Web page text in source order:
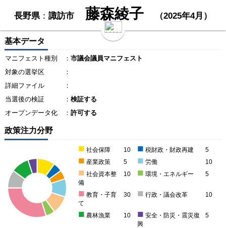
長野県：諏訪市 藤森綾子 （2025年4月）
基本データ
マニフェスト種別 ： 市議会議員マニフェスト
対象の選挙区
：
詳細ファイル
：
当選後の検証
： 検証する
オープンデータ化
： 許可する
政策注力分野
■ 社会保障 10 ■ 税財政・財政再建 5
■ 産業政策 5 ■ 労働 10
■ 社会資本整
備
10 ■ 環境・エネルギー 5
■ 教育・子育
て
30 ■ 行政・議会改革 10
■ 農林漁業 10 ■ 安全・防災・震災復
興
5